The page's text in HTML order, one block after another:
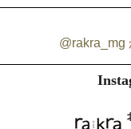
b)商品発送の確認、照
d）rakraの発行や記
当ショップでは、下
人情報を開示・提供
a)法令に基づく場合
託を受けた者が法令
@rakra_mg